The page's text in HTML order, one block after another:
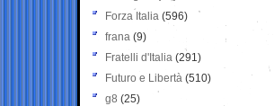
Forza Italia (596)
frana (9)
Fratelli d'Italia (291)
Futuro e Libertà (510)
g8 (25)